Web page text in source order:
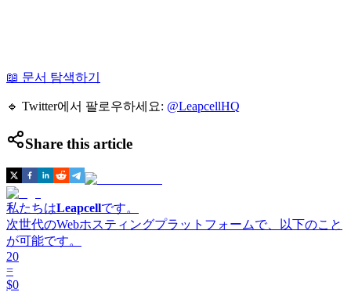
📖 문서 탐색하기
🔹 Twitter에서 팔로우하세요: @LeapcellHQ
Share this article
私たちはLeapcellです。
次世代のWebホスティングプラットフォームで、以下のこと
が可能です。
20
=
$0